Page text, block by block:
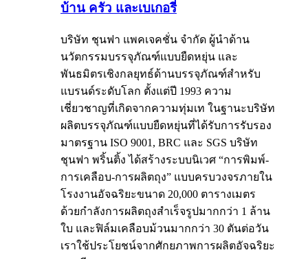
บ้าน ครัว และเบเกอรี่
บริษัท ชุนฟา แพคเจคชั่น จำกัด ผู้นำด้าน
นวัตกรรมบรรจุภัณฑ์แบบยืดหยุ่น และ
พันธมิตรเชิงกลยุทธ์ด้านบรรจุภัณฑ์สำหรับ
แบรนด์ระดับโลก ตั้งแต่ปี 1993 ความ
เชี่ยวชาญที่เกิดจากความทุ่มเท ในฐานะบริษัท
ผลิตบรรจุภัณฑ์แบบยืดหยุ่นที่ได้รับการรับรอง
มาตรฐาน ISO 9001, BRC และ SGS บริษัท
ชุนฟา พริ้นติ้ง ได้สร้างระบบนิเวศ “การพิมพ์-
การเคลือบ-การผลิตถุง” แบบครบวงจรภายใน
โรงงานอัจฉริยะขนาด 20,000 ตารางเมตร
ด้วยกำลังการผลิตถุงสำเร็จรูปมากกว่า 1 ล้าน
ใบ และฟิล์มเคลือบม้วนมากกว่า 30 ตันต่อวัน
เราใช้ประโยชน์จากศักยภาพการผลิตอัจฉริยะ